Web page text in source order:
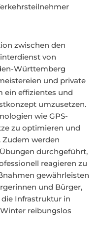
zwischen den
von
Württemberg
und private
ein effizientes und
umzusetzen.
wie GPS-
zu optimieren und
Zudem werden
durchgeführt,
reagieren zu
gewährleisten
und Bürger,
Infrastruktur in
reibungslos